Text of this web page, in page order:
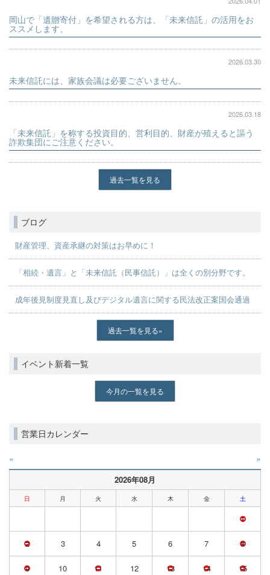
岡山で「遺贈寄付」を希望される方は、「未来信託」の活用をお
ススメします。
2026.03.30
未来信託には、家族会議は必要ございません。
2026.03.18
「未来信託」を称する投資目的、営利目的、財産が殖えると謳う
詐欺集団にご注意ください。
過去一覧を見る
ブログ
財産管理、資産承継の対策はお早めに！
「相続・遺言」と「未来信託（民事信託）」は全くの別分野です。
成年後見制度見直し及びデジタル遺言に関する民法改正案国会通過
過去一覧を見る
イベント新着一覧
今月の一覧を見る
営業日カレンダー
« »
2026年08月
日 月 火 水 木 金 土
1
2 3 4 5 6 7 8
9 10 11 12 13 14 15